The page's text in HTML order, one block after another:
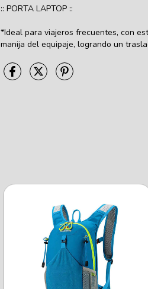
:: PORTA LAPTOP ::
*Ideal para viajeros frecuentes, con
manija del equipaje, logrando un